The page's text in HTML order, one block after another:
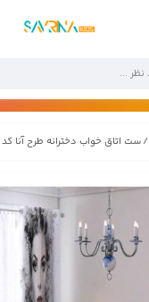
/ ست اتاق خواب دخترانه طرح آنا کد BD1006